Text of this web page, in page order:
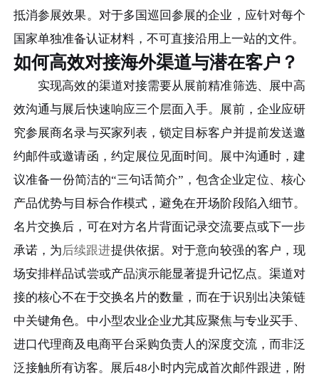
抵消参展效果。对于多国巡回参展的企业，应针对每个
国家单独准备认证材料，不可直接沿用上一站的文件。
如何高效对接海外渠道与潜在客户？
实现高效的渠道对接需要从展前精准筛选、展中高
效沟通与展后快速响应三个层面入手。展前，企业应研
究参展商名录与买家列表，锁定目标客户并提前发送邀
约邮件或邀请函，约定展位见面时间。展中沟通时，建
议准备一份简洁的“三句话简介”，包含企业定位、核心
产品优势与目标合作模式，避免在开场阶段陷入细节。
名片交换后，可在对方名片背面记录交流要点或下一步
承诺，为后续跟进提供依据。对于意向较强的客户，现
场安排样品试尝或产品演示能显著提升记忆点。渠道对
接的核心不在于交换名片的数量，而在于识别出决策链
中关键角色。中小型农业企业尤其应聚焦与专业买手、
进口代理商及电商平台采购负责人的深度交流，而非泛
泛接触所有访客。展后48小时内完成首次邮件跟进，附